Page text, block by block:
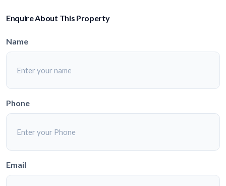
Enquire About This Property
Name
Phone
Email